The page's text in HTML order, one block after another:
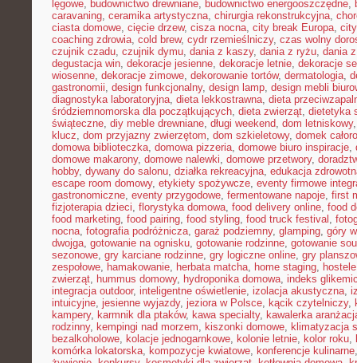
lęgowe, budownictwo drewniane, budownictwo energooszczędne,
caravaning, ceramika artystyczna, chirurgia rekonstrukcyjna,
ciasta domowe, cięcie drzew, cisza nocna, city break Europa,
coaching zdrowia, cold brew, cydr rzemieślniczy, czas wolny
czujnik czadu, czujnik dymu, dania z kaszy, dania z ryżu, dania
degustacja win, dekoracje jesienne, dekoracje letnie, dekoracje
wiosenne, dekoracje zimowe, dekorowanie tortów, dermatologia,
gastronomii, design funkcjonalny, design lamp, design mebli
diagnostyka laboratoryjna, dieta lekkostrawna, dieta
śródziemnomorska dla początkujących, dieta zwierząt, dietetyka
świąteczne, diy meble drewniane, długi weekend, dom letniskowy
klucz, dom przyjazny zwierzętom, dom szkieletowy, domek
domowa biblioteczka, domowa pizzeria, domowe biuro inspiracje,
domowe makarony, domowe nalewki, domowe przetwory,
hobby, dywany do salonu, działka rekreacyjna, edukacja
escape room domowy, etykiety spożywcze, eventy firmowe
gastronomiczne, eventy przygodowe, fermentowane napoje, first
fizjoterapia dzieci, florystyka domowa, food delivery online, food
food marketing, food pairing, food styling, food truck festival ,
nocna, fotografia podróżnicza, garaż podziemny, glamping, góry
dwojga, gotowanie na ognisku, gotowanie rodzinne, gotowanie
sezonowe, gry karciane rodzinne, gry logiczne online, gry
zespołowe, hamakowanie, herbata matcha, home staging,
zwierząt, hummus domowy, hydroponika domowa, indeks
integracja outdoor, inteligentne oświetlenie, izolacja akustyczna,
intuicyjne, jesienne wyjazdy, jeziora w Polsce, kącik czytelniczy,
kampery, karmnik dla ptaków, kawa specialty, kawalerka
rodzinny, kempingi nad morzem, kiszonki domowe, klimatyzacja
bezalkoholowe, kolacje jednogarnkowe, kolonie letnie, kolor roku,
komórka lokatorska, kompozycje kwiatowe, konferencje kulinarne